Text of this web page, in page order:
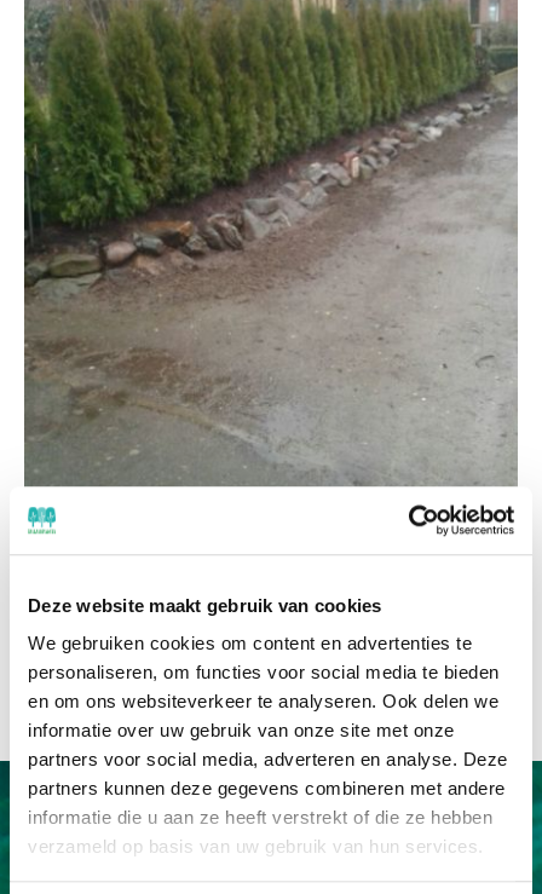
Deze website maakt gebruik van cookies
We gebruiken cookies om content en advertenties te
personaliseren, om functies voor social media te bieden
en om ons websiteverkeer te analyseren. Ook delen we
informatie over uw gebruik van onze site met onze
partners voor social media, adverteren en analyse. Deze
partners kunnen deze gegevens combineren met andere
informatie die u aan ze heeft verstrekt of die ze hebben
verzameld op basis van uw gebruik van hun services.
zo werkt haagaanplanten.nl